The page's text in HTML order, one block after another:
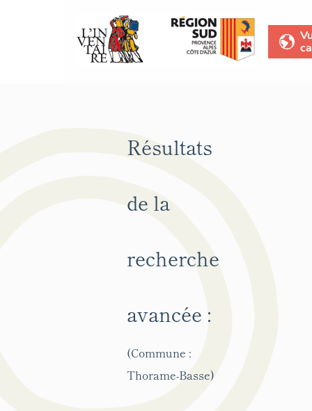
Résultats
de la
recherche
avancée :
(Commune :
Thorame-Basse)